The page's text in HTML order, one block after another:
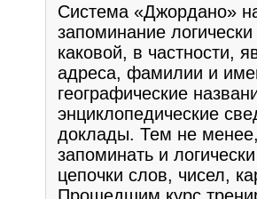
Система «Джордано»
запоминание
каковой, в частности,
адреса, фамилии и
географические
энциклопедические
доклады. Тем не
запоминать и
цепочки слов, чисел,